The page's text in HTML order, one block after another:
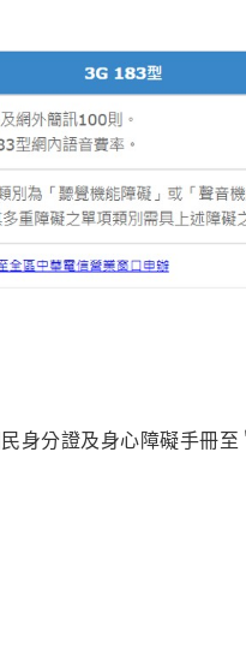
身分證及身心障礙手冊至